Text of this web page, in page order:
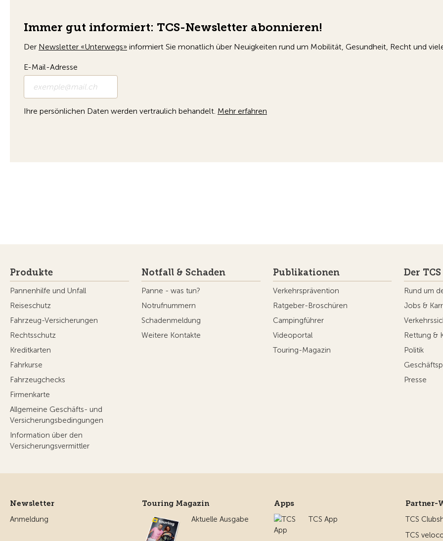
Produkte
Pannenhilfe und Unfall
Reiseschutz
Fahrzeug-Versicherungen
Rechtsschutz
Kreditkarten
Fahrkurse
Fahrzeugchecks
Firmenkarte
Allgemeine Geschäfts- und
Versicherungsbedingungen
Information über den
Versicherungsvermittler
Notfall & Schaden
Panne - was tun?
Notrufnummern
Schadenmeldung
Weitere Kontakte
Publikationen
Verkehrsprävention
Ratgeber-Broschüren
Campingführer
Videoportal
Touring-Magazin
Der TCS
Rund um
Jobs &
Rettung &
Politik
Presse
Newsletter
Anmeldung
Touring Magazin
Aktuelle Ausgabe
Apps
TCS App
Partner-
TCS
TCS